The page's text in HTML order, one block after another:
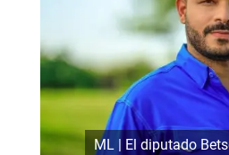
ML | El diputado